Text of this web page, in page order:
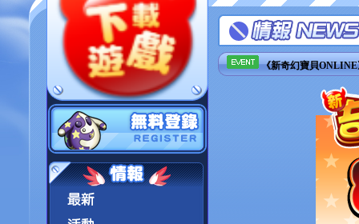
《新奇幻寶貝ONLINE